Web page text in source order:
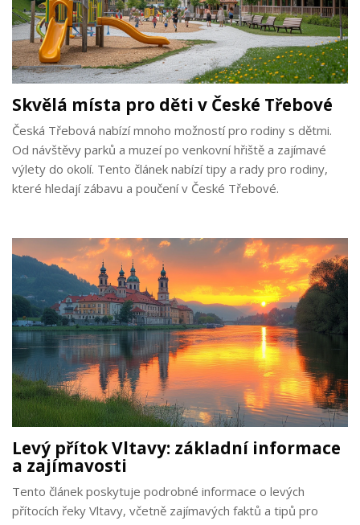
Skvělá místa pro děti v České Třebové
Česká Třebová nabízí mnoho možností pro rodiny s dětmi.
Od návštěvy parků a muzeí po venkovní hřiště a zajímavé
výlety do okolí. Tento článek nabízí tipy a rady pro rodiny,
které hledají zábavu a poučení v České Třebové.
Levý přítok Vltavy: základní informace
a zajímavosti
Tento článek poskytuje podrobné informace o levých
přítocích řeky Vltavy, včetně zajímavých faktů a tipů pro